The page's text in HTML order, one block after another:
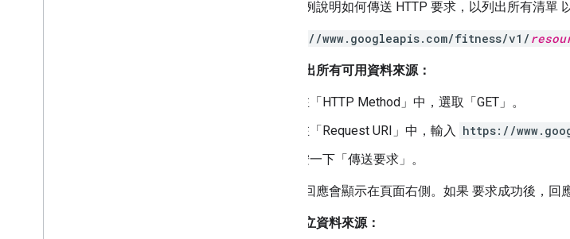
以下範例說明如何傳送 HTTP 要求，以列出所有清單
https://www.googleapis.com/fitness/v1/
如要列出所有可用資料來源：
在「HTTP Method」 中，選取「GET」 。
在「Request URI」 中，輸入 https://
按一下「傳送要求」 。
要求和回應會顯示在頁面右側。如果 要求成功後，
如何建立資料來源：